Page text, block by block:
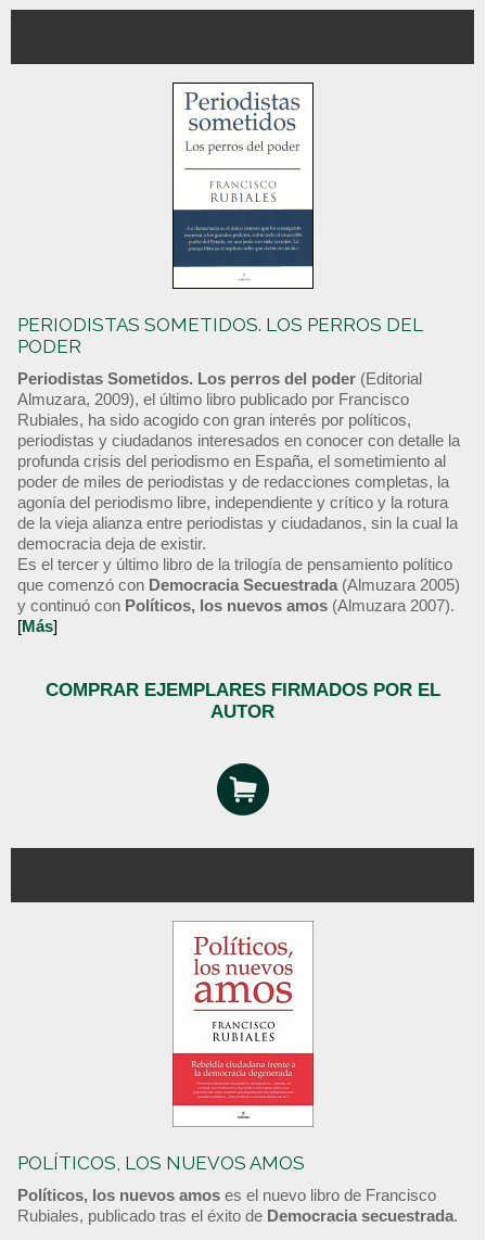
PERIODISTAS SOMETIDOS. LOS PERROS DEL
PODER
Periodistas Sometidos. Los perros del poder (Editorial
Almuzara, 2009), el último libro publicado por Francisco
Rubiales, ha sido acogido con gran interés por políticos,
periodistas y ciudadanos interesados en conocer con detalle la
profunda crisis del periodismo en España, el sometimiento al
poder de miles de periodistas y de redacciones completas, la
agonía del periodismo libre, independiente y crítico y la rotura
de la vieja alianza entre periodistas y ciudadanos, sin la cual la
democracia deja de existir.
Es el tercer y último libro de la trilogía de pensamiento político
que comenzó con Democracia Secuestrada (Almuzara 2005)
y continuó con Políticos, los nuevos amos (Almuzara 2007).
[Más]
COMPRAR EJEMPLARES FIRMADOS POR EL
AUTOR
POLÍTICOS, LOS NUEVOS AMOS
Políticos, los nuevos amos es el nuevo libro de Francisco
Rubiales, publicado tras el éxito de Democracia secuestrada.